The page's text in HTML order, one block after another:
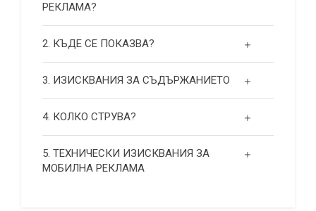
РЕКЛАМА?
2. КЪДЕ СЕ ПОКАЗВА?
3. ИЗИСКВАНИЯ ЗА СЪДЪРЖАНИЕТО
4. КОЛКО СТРУВА?
5. ТЕХНИЧЕСКИ ИЗИСКВАНИЯ ЗА
МОБИЛНА РЕКЛАМА